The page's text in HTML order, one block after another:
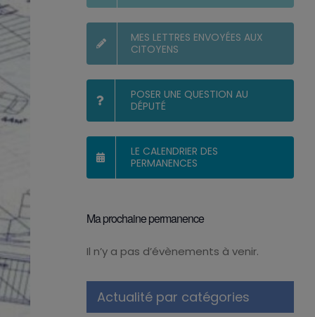
MES LETTRES ENVOYÉES AUX
CITOYENS
POSER UNE QUESTION AU
DÉPUTÉ
LE CALENDRIER DES
PERMANENCES
Ma prochaine permanence
Notice
Il n’y a pas d’évènements à venir.
Actualité par catégories